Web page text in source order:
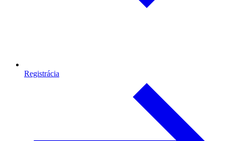
Registrácia